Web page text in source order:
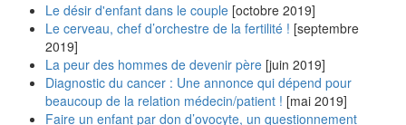
Le désir d'enfant dans le couple [octobre 2019]
Le cerveau, chef d’orchestre de la fertilité ! [septembre
2019]
La peur des hommes de devenir père [juin 2019]
Diagnostic du cancer : Une annonce qui dépend pour
beaucoup de la relation médecin/patient ! [mai 2019]
Faire un enfant par don d’ovocyte, un questionnement